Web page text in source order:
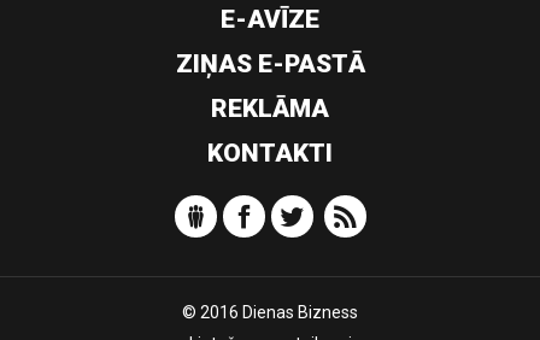
E-AVĪZE
ZIŅAS E-PASTĀ
REKLĀMA
KONTAKTI
© 2016 Dienas Bizness